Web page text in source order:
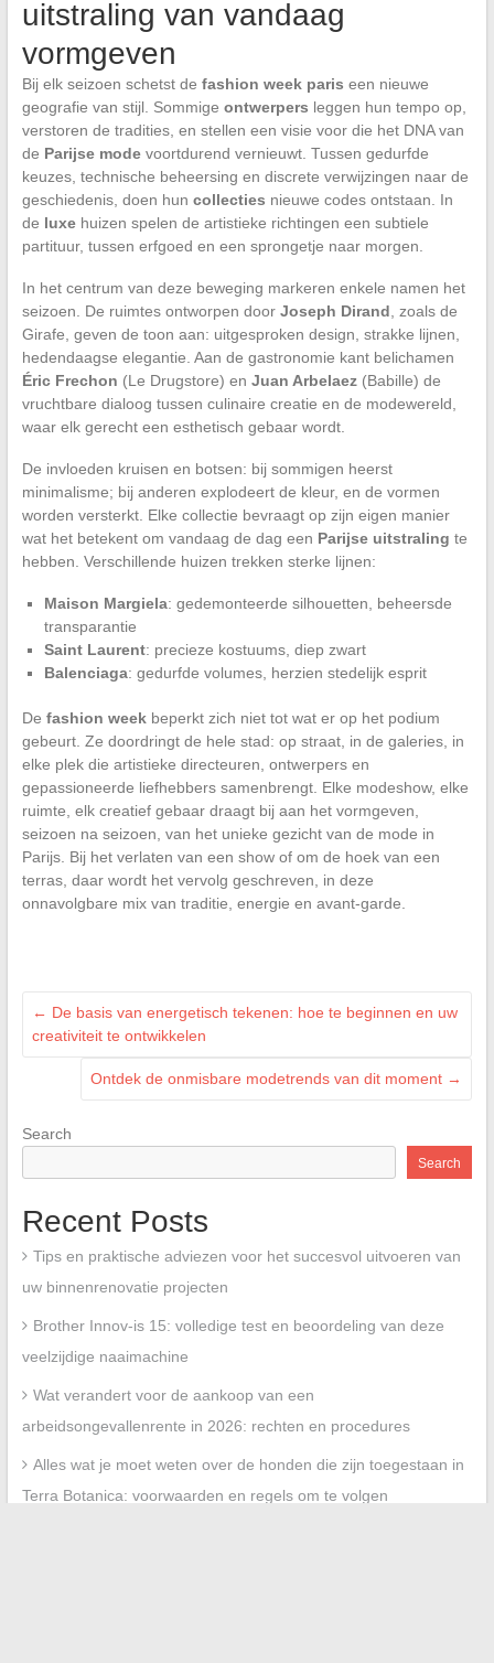
uitstraling van vandaag
vormgeven
Bij elk seizoen schetst de fashion week paris een nieuwe
geografie van stijl. Sommige ontwerpers leggen hun tempo op,
verstoren de tradities, en stellen een visie voor die het DNA van
de Parijse modevoortdurend vernieuwt. Tussen gedurfde
keuzes, technische beheersing en discrete verwijzingen naar de
geschiedenis, doen hun collecties nieuwe codes ontstaan. In
de luxehuizen spelen de artistieke richtingen een subtiele
partituur, tussen erfgoed en een sprongetje naar morgen.
In het centrum van deze beweging markeren enkele namen het
seizoen. De ruimtes ontworpen door Joseph Dirand , zoals de
Girafe, geven de toon aan: uitgesproken design, strakke lijnen,
hedendaagse elegantie. Aan de gastronomie kant belichamen
Éric Frechon (Le Drugstore) en Juan Arbelaez(Babille) de
vruchtbare dialoog tussen culinaire creatie en de modewereld,
waar elk gerecht een esthetisch gebaar wordt.
De invloeden kruisen en botsen: bij sommigen heerst
minimalisme; bij anderen explodeert de kleur, en de vormen
worden versterkt. Elke collectie bevraagt op zijn eigen manier
wat het betekent om vandaag de dag een Parijse uitstraling te
hebben. Verschillende huizen trekken sterke lijnen:
Maison Margiela: gedemonteerde silhouetten, beheersde
transparantie
Saint Laurent: precieze kostuums, diep zwart
Balenciaga: gedurfde volumes, herzien stedelijk esprit
De fashion weekbeperkt zich niet tot wat er op het podium
gebeurt. Ze doordringt de hele stad: op straat, in de galeries, in
elke plek die artistieke directeuren, ontwerpers en
gepassioneerde liefhebbers samenbrengt. Elke modeshow, elke
ruimte, elk creatief gebaar draagt bij aan het vormgeven,
seizoen na seizoen, van het unieke gezicht van de mode in
Parijs. Bij het verlaten van een show of om de hoek van een
terras, daar wordt het vervolg geschreven, in deze
onnavolgbare mix van traditie, energie en avant-garde.
← De basis van energetisch tekenen: hoe te beginnen en uw
creativiteit te ontwikkelen
Ontdek de onmisbare modetrends van dit moment →
Search
Search
Recent Posts
Tips en praktische adviezen voor het succesvol uitvoeren van
uw binnenrenovatie projecten
Brother Innov-is 15: volledige test en beoordeling van deze
veelzijdige naaimachine
Wat verandert voor de aankoop van een
arbeidsongevallenrente in 2026: rechten en procedures
Alles wat je moet weten over de honden die zijn toegestaan in
Terra Botanica: voorwaarden en regels om te volgen